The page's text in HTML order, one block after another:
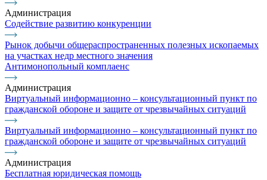
Администрация
Содействие развитию конкуренции
Рынок добычи общераспространенных полезных ископаемых
на участках недр местного значения
Антимонопольный комплаенс
Администрация
Виртуальный информационно – консультационный пункт по
гражданской обороне и защите от чрезвычайных ситуаций
Виртуальный информационно – консультационный пункт по
гражданской обороне и защите от чрезвычайных ситуаций
Администрация
Бесплатная юридическая помощь